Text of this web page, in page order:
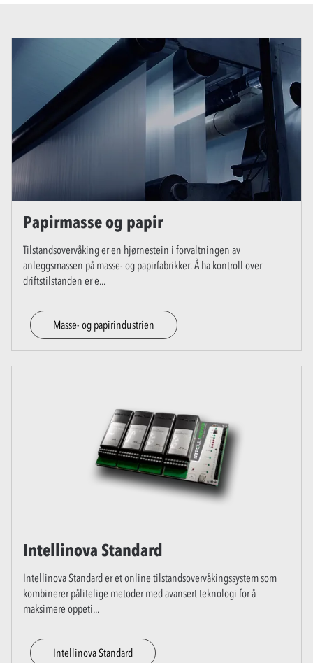
Papirmasse og papir
Tilstandsovervåking er en hjørnestein i forvaltningen av
anleggsmassen på masse- og papirfabrikker. Å ha kontroll over
driftstilstanden er e...
Masse- og papirindustrien
Intellinova Standard
Intellinova Standard er et online tilstandsovervåkingssystem som
kombinerer pålitelige metoder med avansert teknologi for å
maksimere oppeti...
Intellinova Standard